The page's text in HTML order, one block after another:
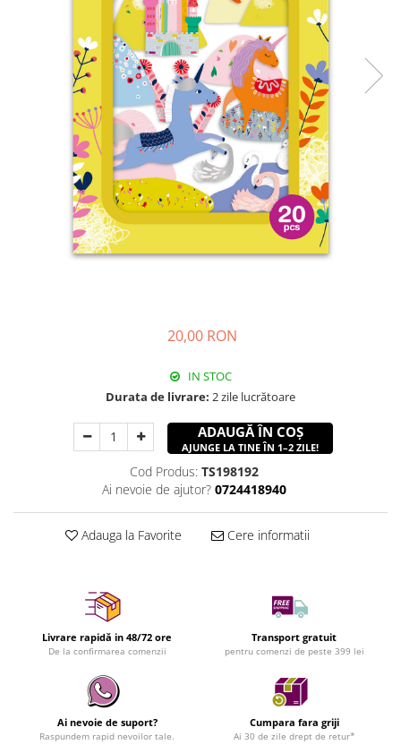
20,00 RON
IN STOC
Durata de livrare: 2 zile lucrătoare
ADAUGĂ ÎN COȘ
AJUNGE LA TINE ÎN 1–2 ZILE!
Cod Produs: TS198192
Ai nevoie de ajutor? 0724418940
Adauga la Favorite Cere informatii
Livrare rapidă in 48/72 ore
De la confirmarea comenzii
Transport gratuit
pentru comenzi de peste 399 lei
Ai nevoie de suport?
Raspundem rapid nevoilor tale.
Cumpara fara griji
Ai 30 de zile drept de retur*